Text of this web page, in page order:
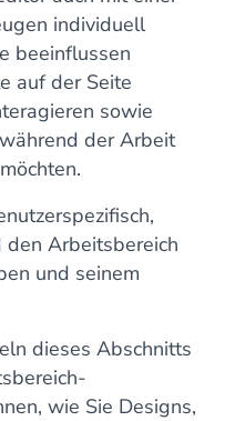
individuell
beeinflussen
auf der Seite
sowie
der Arbeit
Arbeitsbereich
und seinem
dieses Abschnitts
wie Sie Designs,